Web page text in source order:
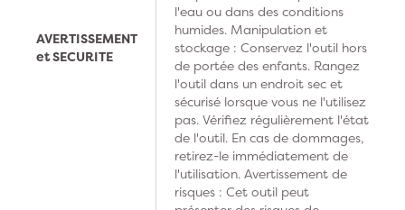
AVERTISSEMENT
et SECURITE
l'eau ou dans des conditions
humides. Manipulation et
stockage : Conservez l'outil hors
de portée des enfants. Rangez
l'outil dans un endroit sec et
sécurisé lorsque vous ne l'utilisez
pas. Vérifiez régulièrement l'état
de l'outil. En cas de dommages,
retirez-le immédiatement de
l'utilisation. Avertissement de
risques : Cet outil peut